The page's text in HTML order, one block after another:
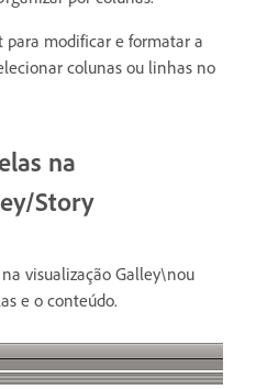
para modificar e formatar a
colunas ou linhas no
na
Story
visualização Galley\nou
e o conteúdo.